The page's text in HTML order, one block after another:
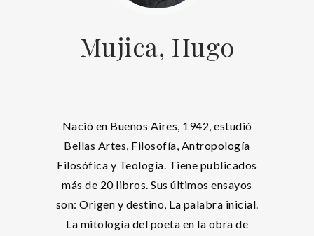
Mujica, Hugo
Nació en Buenos Aires, 1942, estudió
Bellas Artes, Filosofía, Antropología
Filosófica y Teología. Tiene publicados
más de 20 libros. Sus últimos ensayos
son: Origen y destino, La palabra inicial.
La mitología del poeta en la obra de